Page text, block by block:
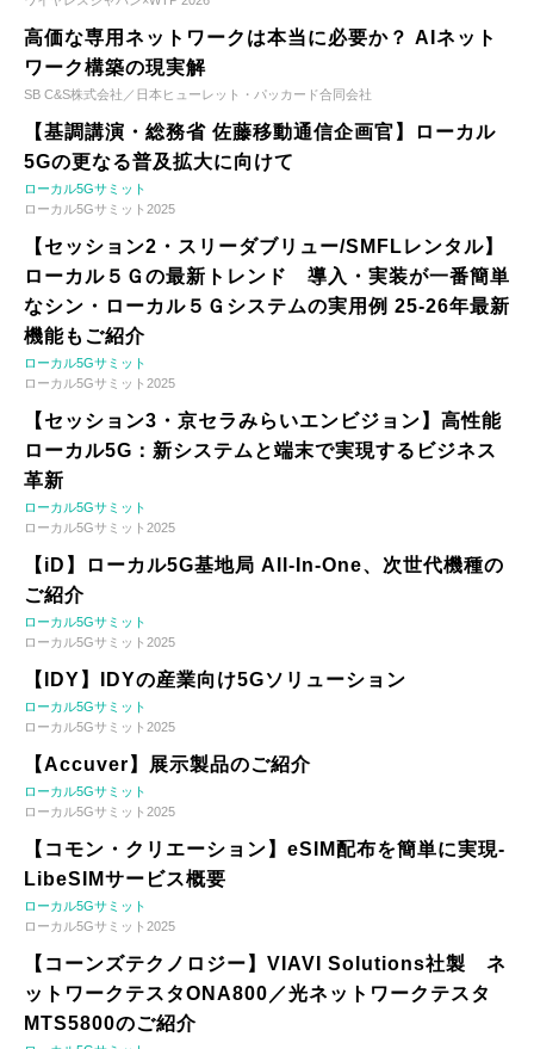
高価な専用ネットワークは本当に必要か？ AIネット
ワーク構築の現実解
SB C&S株式会社／日本ヒューレット・パッカード合同会社
【基調講演・総務省 佐藤移動通信企画官】ローカル
5Gの更なる普及拡大に向けて
ローカル5Gサミット
ローカル5Gサミット2025
【セッション2・スリーダブリュー/SMFLレンタル】
ローカル５Ｇの最新トレンド 導入・実装が一番簡単
なシン・ローカル５Ｇシステムの実用例 25-26年最新
機能もご紹介
ローカル5Gサミット
ローカル5Gサミット2025
【セッション3・京セラみらいエンビジョン】高性能
ローカル5G：新システムと端末で実現するビジネス
革新
ローカル5Gサミット
ローカル5Gサミット2025
【iD】ローカル5G基地局 All-In-One、次世代機種の
ご紹介
ローカル5Gサミット
ローカル5Gサミット2025
【IDY】IDYの産業向け5Gソリューション
ローカル5Gサミット
ローカル5Gサミット2025
【Accuver】展示製品のご紹介
ローカル5Gサミット
ローカル5Gサミット2025
【コモン・クリエーション】eSIM配布を簡単に実現-
LibeSIMサービス概要
ローカル5Gサミット
ローカル5Gサミット2025
【コーンズテクノロジー】VIAVI Solutions社製 ネ
ットワークテスタONA800／光ネットワークテスタ
MTS5800のご紹介